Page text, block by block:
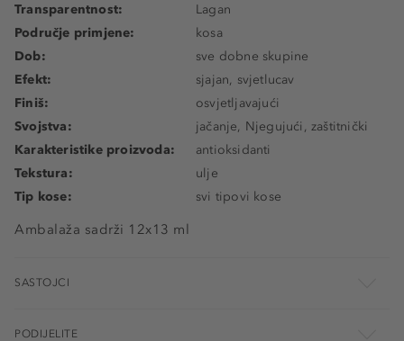
Ambalaža sadrži 12x13 ml
Transparentnost:
Lagan
Područje primjene:
kosa
Dob:
sve dobne skupine
Efekt:
sjajan, svjetlucav
Finiš:
osvjetljavajući
Svojstva:
jačanje, Njegujući, zaštitnički
Karakteristike proizvoda:
antioksidanti
Tekstura:
ulje
Tip kose:
svi tipovi kose
SASTOJCI
PODIJELITE